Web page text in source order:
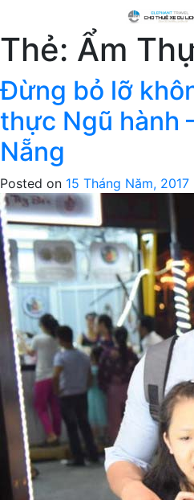
Thẻ: Ẩm
Đừng bỏ lỡ
thực Ngũ hành
Nẵng
Posted on 15 Tháng Năm, 2017